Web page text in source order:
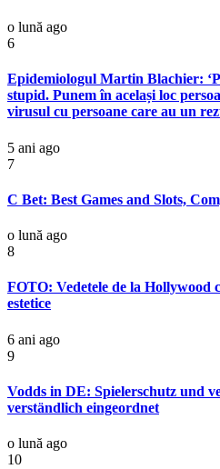
o lună ago
6
Epidemiologul Martin Blachier:
stupid. Punem în același loc
virusul cu persoane care au un
5 ani ago
7
C Bet: Best Games and Slots,
o lună ago
8
FOTO: Vedetele de la Hollywood
estetice
6 ani ago
9
Vodds in DE: Spielerschutz und
verständlich eingeordnet
o lună ago
10